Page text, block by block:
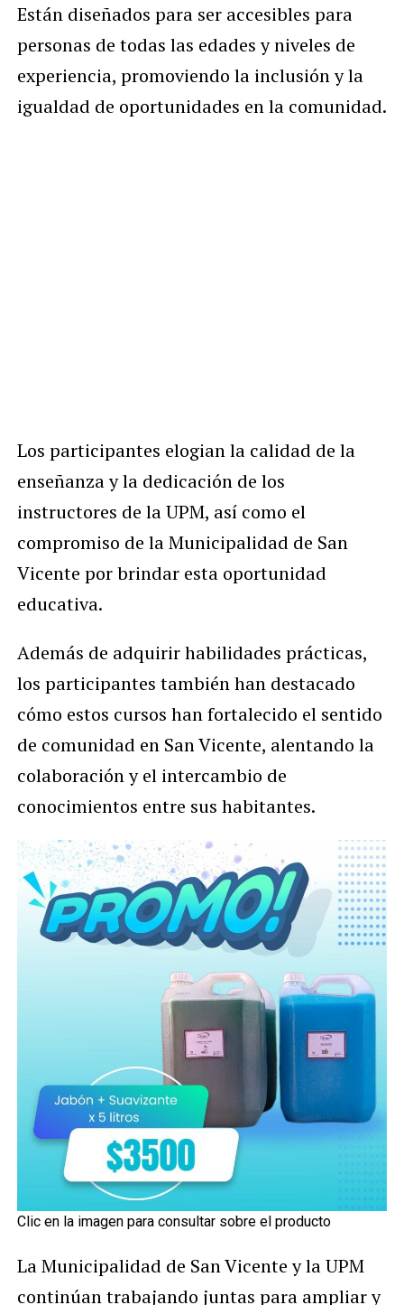
Están diseñados para ser accesibles para
personas de todas las edades y niveles de
experiencia, promoviendo la inclusión y la
igualdad de oportunidades en la comunidad.
Los participantes elogian la calidad de la
enseñanza y la dedicación de los
instructores de la UPM, así como el
compromiso de la Municipalidad de San
Vicente por brindar esta oportunidad
educativa.
Además de adquirir habilidades prácticas,
los participantes también han destacado
cómo estos cursos han fortalecido el sentido
de comunidad en San Vicente, alentando la
colaboración y el intercambio de
conocimientos entre sus habitantes.
Clic en la imagen para consultar sobre el producto
La Municipalidad de San Vicente y la UPM
continúan trabajando juntas para ampliar y